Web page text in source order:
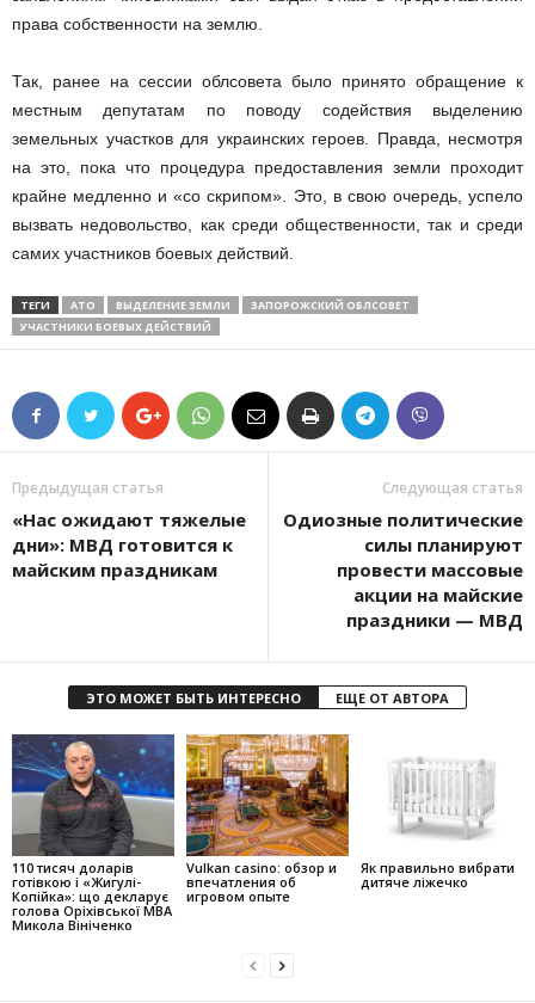
права собственности на землю.
Так, ранее на сессии облсовета было принято обращение к
местным депутатам по поводу содействия выделению
земельных участков для украинских героев. Правда, несмотря
на это, пока что процедура предоставления земли проходит
крайне медленно и «со скрипом». Это, в свою очередь, успело
вызвать недовольство, как среди общественности, так и среди
самих участников боевых действий.
ТЕГИ АТО ВЫДЕЛЕНИЕ ЗЕМЛИ
ЗАПОРОЖСКИЙ ОБЛСОВЕТ
УЧАСТНИКИ БОЕВЫХ ДЕЙСТВИЙ
Предыдущая статья
«Нас ожидают тяжелые
дни»: МВД готовится к
майским праздникам
Следующая статья
Одиозные политические
силы планируют
провести массовые
акции на майские
праздники — МВД
ЭТО МОЖЕТ БЫТЬ ИНТЕРЕСНО ЕЩЕ ОТ АВТОРА
110 тисяч доларів
готівкою і «Жигулі-
Копійка»: що декларує
голова Оріхівської МВА
Микола Вініченко
Vulkan casino: обзор и
впечатления об
игровом опыте
Як правильно вибрати
дитяче ліжечко